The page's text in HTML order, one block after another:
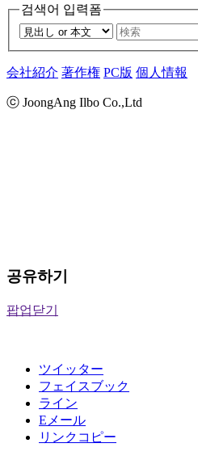
검색어 입력폼
会社紹介 著作権 PC版 個人情報
ⓒ JoongAng Ilbo Co.,Ltd
공유하기
팝업닫기
ツイッター
フェイスブック
ライン
Eメール
リンクコピー